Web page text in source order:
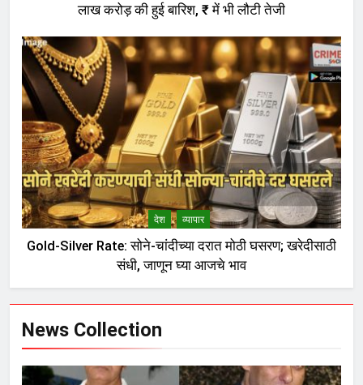
लाख करोड़ की हुई बारिश, ₹ में भी लौटी तेजी
देश व्यापार
Gold-Silver Rate: सोने-चांदीच्या दरात मोठी घसरण; खरेदीसाठी
संधी, जाणून घ्या आजचे भाव
News Collection